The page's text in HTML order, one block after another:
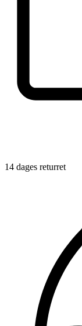
14 dages returret